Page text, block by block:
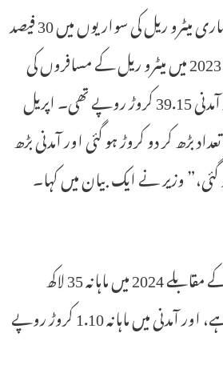
“گزشتہ ایک سال میں ہماری میٹرو ریل کی سواریوں میں 30 فیصد
اضافہ ہوا ہے۔ جنوری 2023 میں میٹرو ریل کے مسافروں کی
تعداد 1.65 کروڑ تھی اور آمدنی 39.15 کروڑ روپے تھی۔ اپریل
تعداد بڑھ کر دو کروڑ ہو گئی اور آمدنی بڑھ
ان کے مطابق، 2023 کے مقابلے 2024 میں ماہانہ 35 لاکھ
مسافروں کا اضافہ ہوا ہے، اور آمدنی میں ماہانہ 1.10 کروڑ روپے